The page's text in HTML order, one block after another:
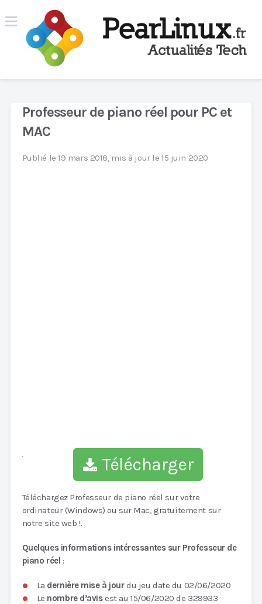
Professeur de piano réel pour PC et
MAC
Publié le 19 mars 2018, mis à jour le 15 juin 2020
Télécharger
Téléchargez Professeur de piano réel sur votre
ordinateur (Windows) ou sur Mac, gratuitement sur
notre site web !.
Quelques informations intéressantes sur Professeur de
piano réel :
La dernière mise à jourdu jeu date du 02/06/2020
Le nombre d’avisest au 15/06/2020 de 329933